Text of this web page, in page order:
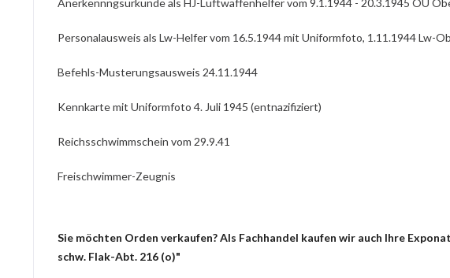
Anerkennngsurkunde als HJ-Luftwaffenhelfer vom 9.1.1944 - 20.3.1945 OU
Personalausweis als Lw-Helfer vom 16.5.1944 mit Uniformfoto, 1.11.1944 Lw-
Befehls-Musterungsausweis 24.11.1944
Kennkarte mit Uniformfoto 4. Juli 1945 (entnazifiziert)
Reichsschwimmschein vom 29.9.41
Freischwimmer-Zeugnis
Sie möchten Orden verkaufen? Als Fachhandel kaufen wir auch Ihre
schw. Flak-Abt. 216 (o)"